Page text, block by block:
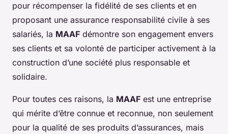
pour récompenser la fidélité de ses clients et en
proposant une assurance responsabilité civile à ses
salariés, la MAAF démontre son engagement envers
ses clients et sa volonté de participer activement à la
construction d’une société plus responsable et
solidaire.
Pour toutes ces raisons, la MAAF est une entreprise
qui mérite d’être connue et reconnue, non seulement
pour la qualité de ses produits d’assurances, mais